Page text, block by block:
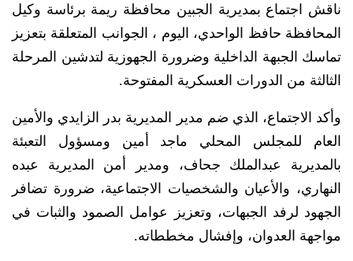
ناقش اجتماع بمديرية الجبين محافظة ريمة برئاسة وكيل
المحافظة حافظ الواحدي، اليوم ، الجوانب المتعلقة بتعزيز
تماسك الجبهة الداخلية وضرورة الجهوزية لتدشين المرحلة
الثالثة من الدورات العسكرية المفتوحة.
وأكد الاجتماع، الذي ضم مدير المديرية بدر الزايدي والأمين
العام للمجلس المحلي ماجد أمين ومسؤول التعبئة
بالمديرية عبدالملك جحاف، ومدير أمن المديرية عبده
النهاري، والأعيان والشخصيات الاجتماعية، ضرورة تضافر
الجهود لرفد الجبهات، وتعزيز عوامل الصمود والثبات في
مواجهة العدوان، وإفشال مخططاته.